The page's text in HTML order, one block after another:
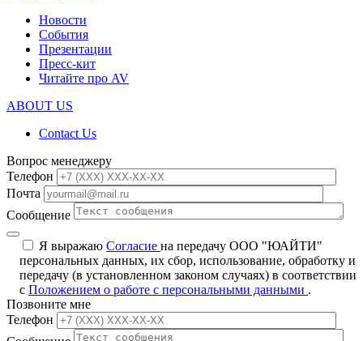
Новости
События
Презентации
Пресс-кит
Читайте про AV
ABOUT US
Contact Us
Вопрос менеджеру
Телефон
Почта
Сообщение
Я выражаю Согласие на передачу ООО "ЮАЙТИ"
персональных данных, их сбор, использование, обработку и
передачу (в установленном законом случаях) в соответствии
с Положением о работе с персональными данными .
Позвоните мне
Телефон